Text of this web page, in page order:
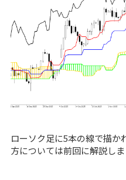
ローソク足に5本の線で描か
方については前回に解説しま